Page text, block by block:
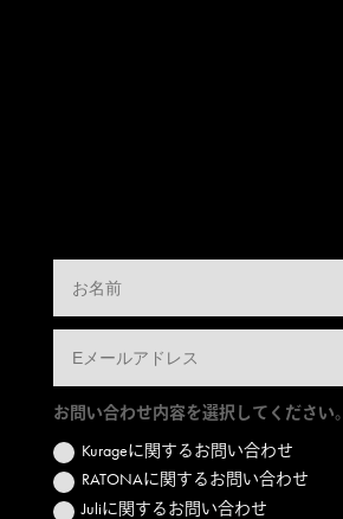
お問い合わせ内容を選択してください。
Kurageに関するお問い合わせ
RATONAに関するお問い合わせ
Juliに関するお問い合わせ